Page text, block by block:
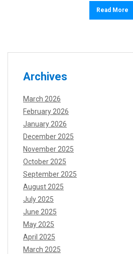
Read More
Archives
March 2026
February 2026
January 2026
December 2025
November 2025
October 2025
September 2025
August 2025
July 2025
June 2025
May 2025
April 2025
March 2025